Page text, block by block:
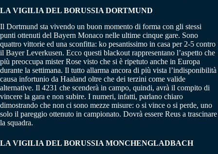
LA VIGILIA DEL BORUSSIA DORTMUND
Il Dortmund sta vivendo un buon momento di forma con gli stessi
punti ottenuti del Bayern Monaco nelle ultime cinque gare. Sono
quattro vittorie ed una sconfitta: ko pesantissimo in casa per 2-5 contro
il Bayer Leverkusen. Ecco questi blackout rappresentano l’aspetto che
più preoccupa mister Rose visto che si è ripetuto anche in Europa
durante la settimana. Il tutto allarma ancora di più vista l’indisponibilità
causa infortunio da Haaland oltre che dei terzini come valide
alternative. Il 4231 che scenderà in campo, quindi, avrà il compito di
vincere la gara e non subire. I numeri, infatti, parlano chiaro
dimostrando che non ci sono mezze misure: o si vince o si perde, uno
solo il pareggio ottenuto in campionato. Dovrà essere Reus a trascinare
la squadra.
LA VIGILIA DEL BORUSSIA MONCHENGLADBACH